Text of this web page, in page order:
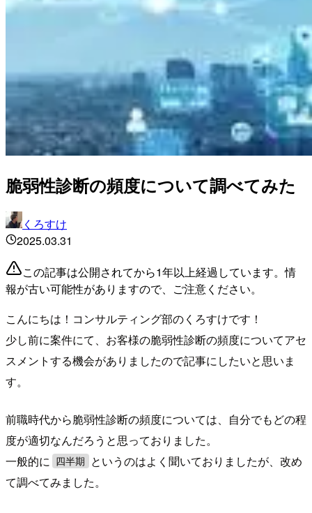
脆弱性診断の頻度について調べてみた
くろすけ
2025.03.31
この記事は公開されてから1年以上経過しています。情
報が古い可能性がありますので、ご注意ください。
こんにちは！コンサルティング部のくろすけです！
少し前に案件にて、お客様の脆弱性診断の頻度についてアセ
スメントする機会がありましたので記事にしたいと思いま
す。
前職時代から脆弱性診断の頻度については、自分でもどの程
度が適切なんだろうと思っておりました。
一般的に
四半期
というのはよく聞いておりましたが、改め
て調べてみました。